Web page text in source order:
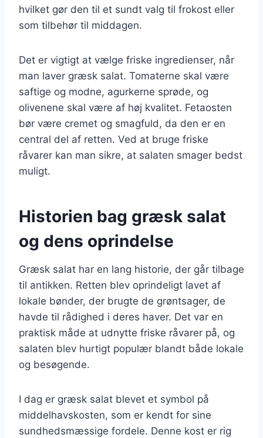
hvilket gør den til et sundt valg til frokost eller
som tilbehør til middagen.
Det er vigtigt at vælge friske ingredienser, når
man laver græsk salat. Tomaterne skal være
saftige og modne, agurkerne sprøde, og
olivenene skal være af høj kvalitet. Fetaosten
bør være cremet og smagfuld, da den er en
central del af retten. Ved at bruge friske
råvarer kan man sikre, at salaten smager bedst
muligt.
Historien bag græsk salat
og dens oprindelse
Græsk salat har en lang historie, der går tilbage
til antikken. Retten blev oprindeligt lavet af
lokale bønder, der brugte de grøntsager, de
havde til rådighed i deres haver. Det var en
praktisk måde at udnytte friske råvarer på, og
salaten blev hurtigt populær blandt både lokale
og besøgende.
I dag er græsk salat blevet et symbol på
middelhavskosten, som er kendt for sine
sundhedsmæssige fordele. Denne kost er rig